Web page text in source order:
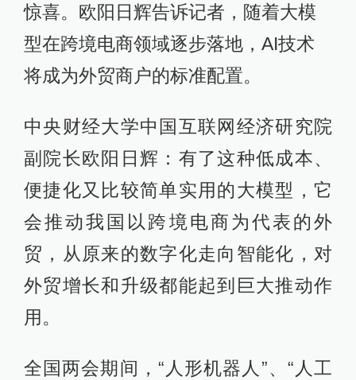
惊喜。欧阳日辉告诉记者，随着大模
型在跨境电商领域逐步落地，AI技术
将成为外贸商户的标准配置。
中央财经大学中国互联网经济研究院
副院长欧阳日辉：有了这种低成本、
便捷化又比较简单实用的大模型，它
会推动我国以跨境电商为代表的外
贸，从原来的数字化走向智能化，对
外贸增长和升级都能起到巨大推动作
用。
全国两会期间，“人形机器人”、“人工